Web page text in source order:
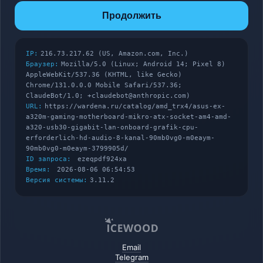
Продолжить
IP: 216.73.217.62 (US, Amazon.com, Inc.)
Браузер: Mozilla/5.0 (Linux; Android 14; Pixel 8)
AppleWebKit/537.36 (KHTML, like Gecko)
Chrome/131.0.0.0 Mobile Safari/537.36;
ClaudeBot/1.0; +claudebot@anthropic.com)
URL:
https://wardena.ru/catalog/amd_trx4/asus-ex-
a320m-gaming-motherboard-mikro-atx-socket-am4-amd-
a320-usb30-gigabit-lan-onboard-grafik-cpu-
erforderlich-hd-audio-8-kanal-90mb0vg0-m0eaym-
90mb0vg0-m0eaym-3799905d/
ID запроса:
ezeqpdf924xa
Время:
2026-08-06 06:54:53
Версия системы: 3.11.2
Email
Telegram